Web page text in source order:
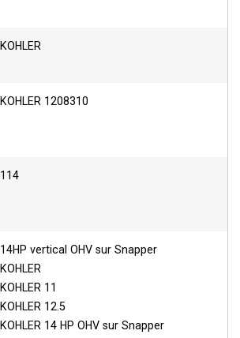
KOHLER
KOHLER 1208310
114
14HP vertical OHV sur Snapper
KOHLER
KOHLER 11
KOHLER 12.5
KOHLER 14 HP OHV sur Snapper